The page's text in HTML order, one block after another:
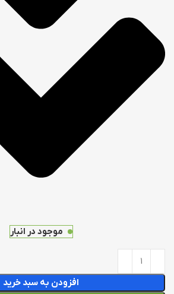
موجود در انبار
افزودن به سبد خرید